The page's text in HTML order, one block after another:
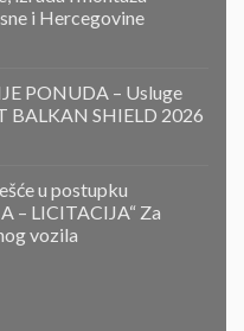
i Hercegovine
PONUDA – Usluge
BALKAN SHIELD 2026
u postupku
– LICITACIJA“ Za
vozila